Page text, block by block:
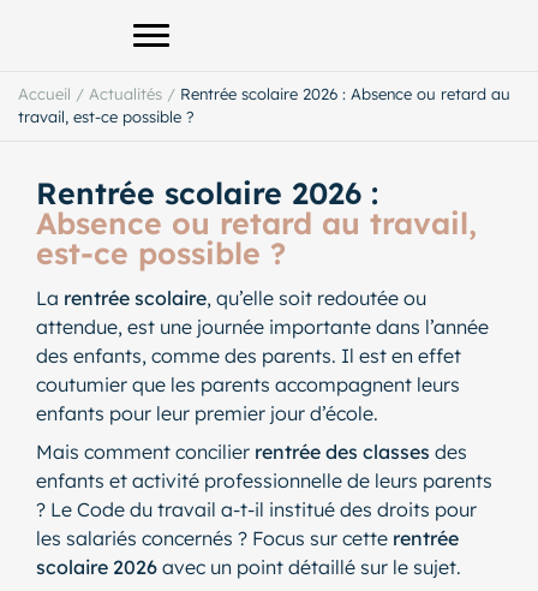
Afficher le menu principal
Accueil / Actualités / Rentrée scolaire 2026 : Absence ou retard au
travail, est-ce possible ?
Rentrée scolaire 2026 :
Absence ou retard au travail,
est-ce possible ?
La rentrée scolaire, qu’elle soit redoutée ou
attendue, est une journée importante dans l’année
des enfants, comme des parents. Il est en effet
coutumier que les parents accompagnent leurs
enfants pour leur premier jour d’école.
Mais comment concilier rentrée des classes des
enfants et activité professionnelle de leurs parents
? Le Code du travail a-t-il institué des droits pour
les salariés concernés ? Focus sur cette rentrée
scolaire 2026 avec un point détaillé sur le sujet.